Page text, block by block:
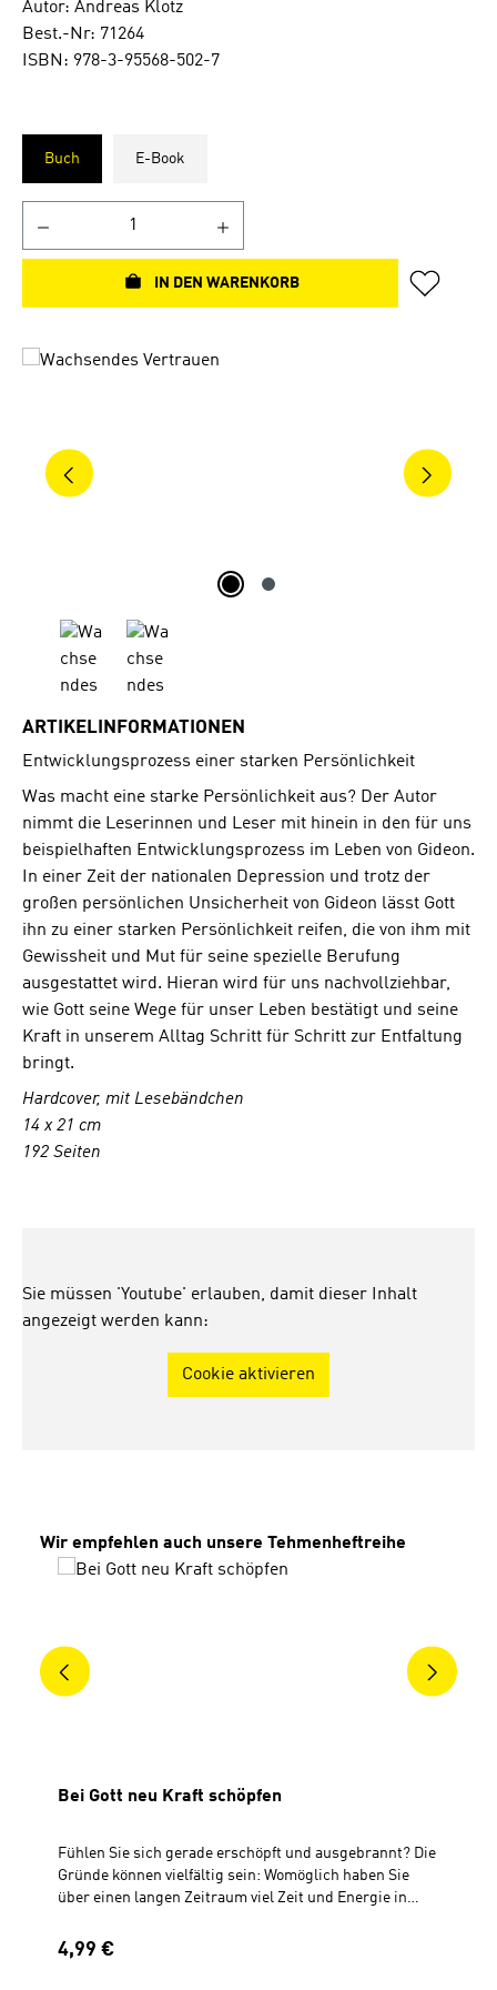
Autor: Andreas Klotz
Best.-Nr: 71264
ISBN: 978-3-95568-502-7
Buch E-Book
IN DEN WARENKORB
Bildergalerie überspringen
ARTIKELINFORMATIONEN
Entwicklungsprozess einer starken Persönlichkeit
Was macht eine starke Persönlichkeit aus? Der Autor
nimmt die Leserinnen und Leser mit hinein in den für uns
beispielhaften Entwicklungsprozess im Leben von Gideon.
In einer Zeit der nationalen Depression und trotz der
großen persönlichen Unsicherheit von Gideon lässt Gott
ihn zu einer starken Persönlichkeit reifen, die von ihm mit
Gewissheit und Mut für seine spezielle Berufung
ausgestattet wird. Hieran wird für uns nachvollziehbar,
wie Gott seine Wege für unser Leben bestätigt und seine
Kraft in unserem Alltag Schritt für Schritt zur Entfaltung
bringt.
Hardcover, mit Lesebändchen
14 x 21 cm
192 Seiten
Sie müssen 'Youtube' erlauben, damit dieser Inhalt
angezeigt werden kann:
Cookie aktivieren
Produktgalerie überspringen
Wir empfehlen auch unsere Tehmenheftreihe
Bei Gott neu Kraft schöpfen
Fühlen Sie sich gerade erschöpft und ausgebrannt? Die
Gründe können vielfältig sein: Womöglich haben Sie
über einen langen Zeitraum viel Zeit und Energie in
gab es akute private oder berufliche
Herausforderungen, die Sie überdurchschnittlich stark
Regulärer Preis:
4,99 €